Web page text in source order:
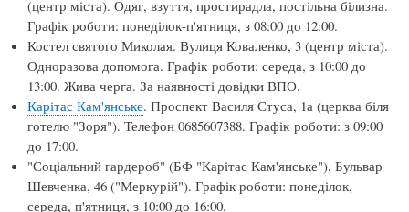
(центр міста). Одяг, взуття, простирадла, постільна білизна.
Графік роботи: понеділок-п'ятниця, з 08:00 до 12:00.
Костел святого Миколая. Вулиця Коваленко, 3 (центр міста).
Одноразова допомога. Графік роботи: середа, з 10:00 до
13:00. Жива черга. За наявності довідки ВПО.
Карітас Кам'янське. Проспект Василя Стуса, 1а (церква біля
готелю "Зоря"). Телефон 0685607388. Графік роботи: з 09:00
до 17:00.
"Соціальний гардероб" (БФ "Карітас Кам'янське"). Бульвар
Шевченка, 46 ("Меркурій"). Графік роботи: понеділок,
середа, п'ятниця, з 10:00 до 16:00.